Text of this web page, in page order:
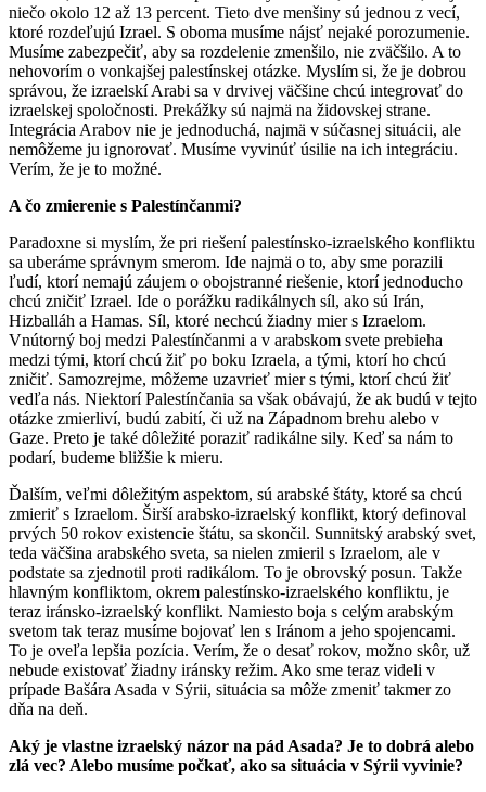
niečo okolo 12 až 13 percent. Tieto dve menšiny sú jednou z vecí,
ktoré rozdeľujú Izrael. S oboma musíme nájsť nejaké porozumenie.
Musíme zabezpečiť, aby sa rozdelenie zmenšilo, nie zväčšilo. A to
nehovorím o vonkajšej palestínskej otázke. Myslím si, že je dobrou
správou, že izraelskí Arabi sa v drvivej väčšine chcú integrovať do
izraelskej spoločnosti. Prekážky sú najmä na židovskej strane.
Integrácia Arabov nie je jednoduchá, najmä v súčasnej situácii, ale
nemôžeme ju ignorovať. Musíme vyvinúť úsilie na ich integráciu.
Verím, že je to možné.
A čo zmierenie s Palestínčanmi?
Paradoxne si myslím, že pri riešení palestínsko-izraelského konfliktu
sa uberáme správnym smerom. Ide najmä o to, aby sme porazili
ľudí, ktorí nemajú záujem o obojstranné riešenie, ktorí jednoducho
chcú zničiť Izrael. Ide o porážku radikálnych síl, ako sú Irán,
Hizballáh a Hamas. Síl, ktoré nechcú žiadny mier s Izraelom.
Vnútorný boj medzi Palestínčanmi a v arabskom svete prebieha
medzi tými, ktorí chcú žiť po boku Izraela, a tými, ktorí ho chcú
zničiť. Samozrejme, môžeme uzavrieť mier s tými, ktorí chcú žiť
vedľa nás. Niektorí Palestínčania sa však obávajú, že ak budú v tejto
otázke zmierliví, budú zabití, či už na Západnom brehu alebo v
Gaze. Preto je také dôležité poraziť radikálne sily. Keď sa nám to
podarí, budeme bližšie k mieru.
Ďalším, veľmi dôležitým aspektom, sú arabské štáty, ktoré sa chcú
zmieriť s Izraelom. Širší arabsko-izraelský konflikt, ktorý definoval
prvých 50 rokov existencie štátu, sa skončil. Sunnitský arabský svet,
teda väčšina arabského sveta, sa nielen zmieril s Izraelom, ale v
podstate sa zjednotil proti radikálom. To je obrovský posun. Takže
hlavným konfliktom, okrem palestínsko-izraelského konfliktu, je
teraz iránsko-izraelský konflikt. Namiesto boja s celým arabským
svetom tak teraz musíme bojovať len s Iránom a jeho spojencami.
To je oveľa lepšia pozícia. Verím, že o desať rokov, možno skôr, už
nebude existovať žiadny iránsky režim. Ako sme teraz videli v
prípade Bašára Asada v Sýrii, situácia sa môže zmeniť takmer zo
dňa na deň.
Aký je vlastne izraelský názor na pád Asada? Je to dobrá alebo
zlá vec? Alebo musíme počkať, ako sa situácia v Sýrii vyvinie?